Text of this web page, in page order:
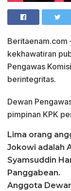
kekhawatiran
Pengawas
berintegritas.
Dewan
pimpinan KPK
Lima orang
Jokowi adalah
Syamsuddin
Panggabean.
Anggota